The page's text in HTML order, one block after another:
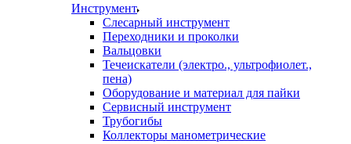
Инструмент
Слесарный инструмент
Переходники и проколки
Вальцовки
Течеискатели (электро., ультрофиолет.,
пена)
Оборудование и материал для пайки
Сервисный инструмент
Трубогибы
Коллекторы манометрические